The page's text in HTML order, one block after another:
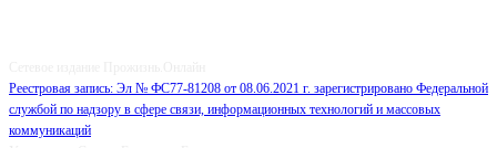
Реестровая запись: Эл № ФС77-81208 от 08.06.2021 г. зарегистрировано Федеральной
службой по надзору в сфере связи, информационных технологий и массовых
коммуникаций